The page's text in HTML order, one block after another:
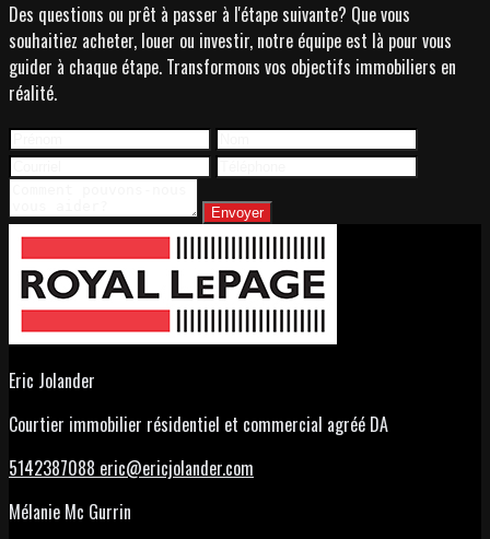
Des questions ou prêt à passer à l'étape suivante? Que vous
souhaitiez acheter, louer ou investir, notre équipe est là pour vous
guider à chaque étape. Transformons vos objectifs immobiliers en
réalité.
Envoyer
Eric Jolander
Courtier immobilier résidentiel et commercial agréé DA
5142387088 eric@ericjolander.com
Mélanie Mc Gurrin